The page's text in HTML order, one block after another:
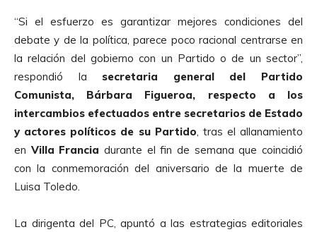
“Si el esfuerzo es garantizar mejores condiciones del
debate y de la política, parece poco racional centrarse en
la relación del gobierno con un Partido o de un sector”,
respondió la secretaria general del Partido
Comunista, Bárbara Figueroa, respecto a los
intercambios efectuados entre secretarios de Estado
y actores políticos de su Partido , tras el allanamiento
en Villa Francia durante el fin de semana que coincidió
con la conmemoración del aniversario de la muerte de
Luisa Toledo.
La dirigenta del PC, apuntó a las estrategias editoriales